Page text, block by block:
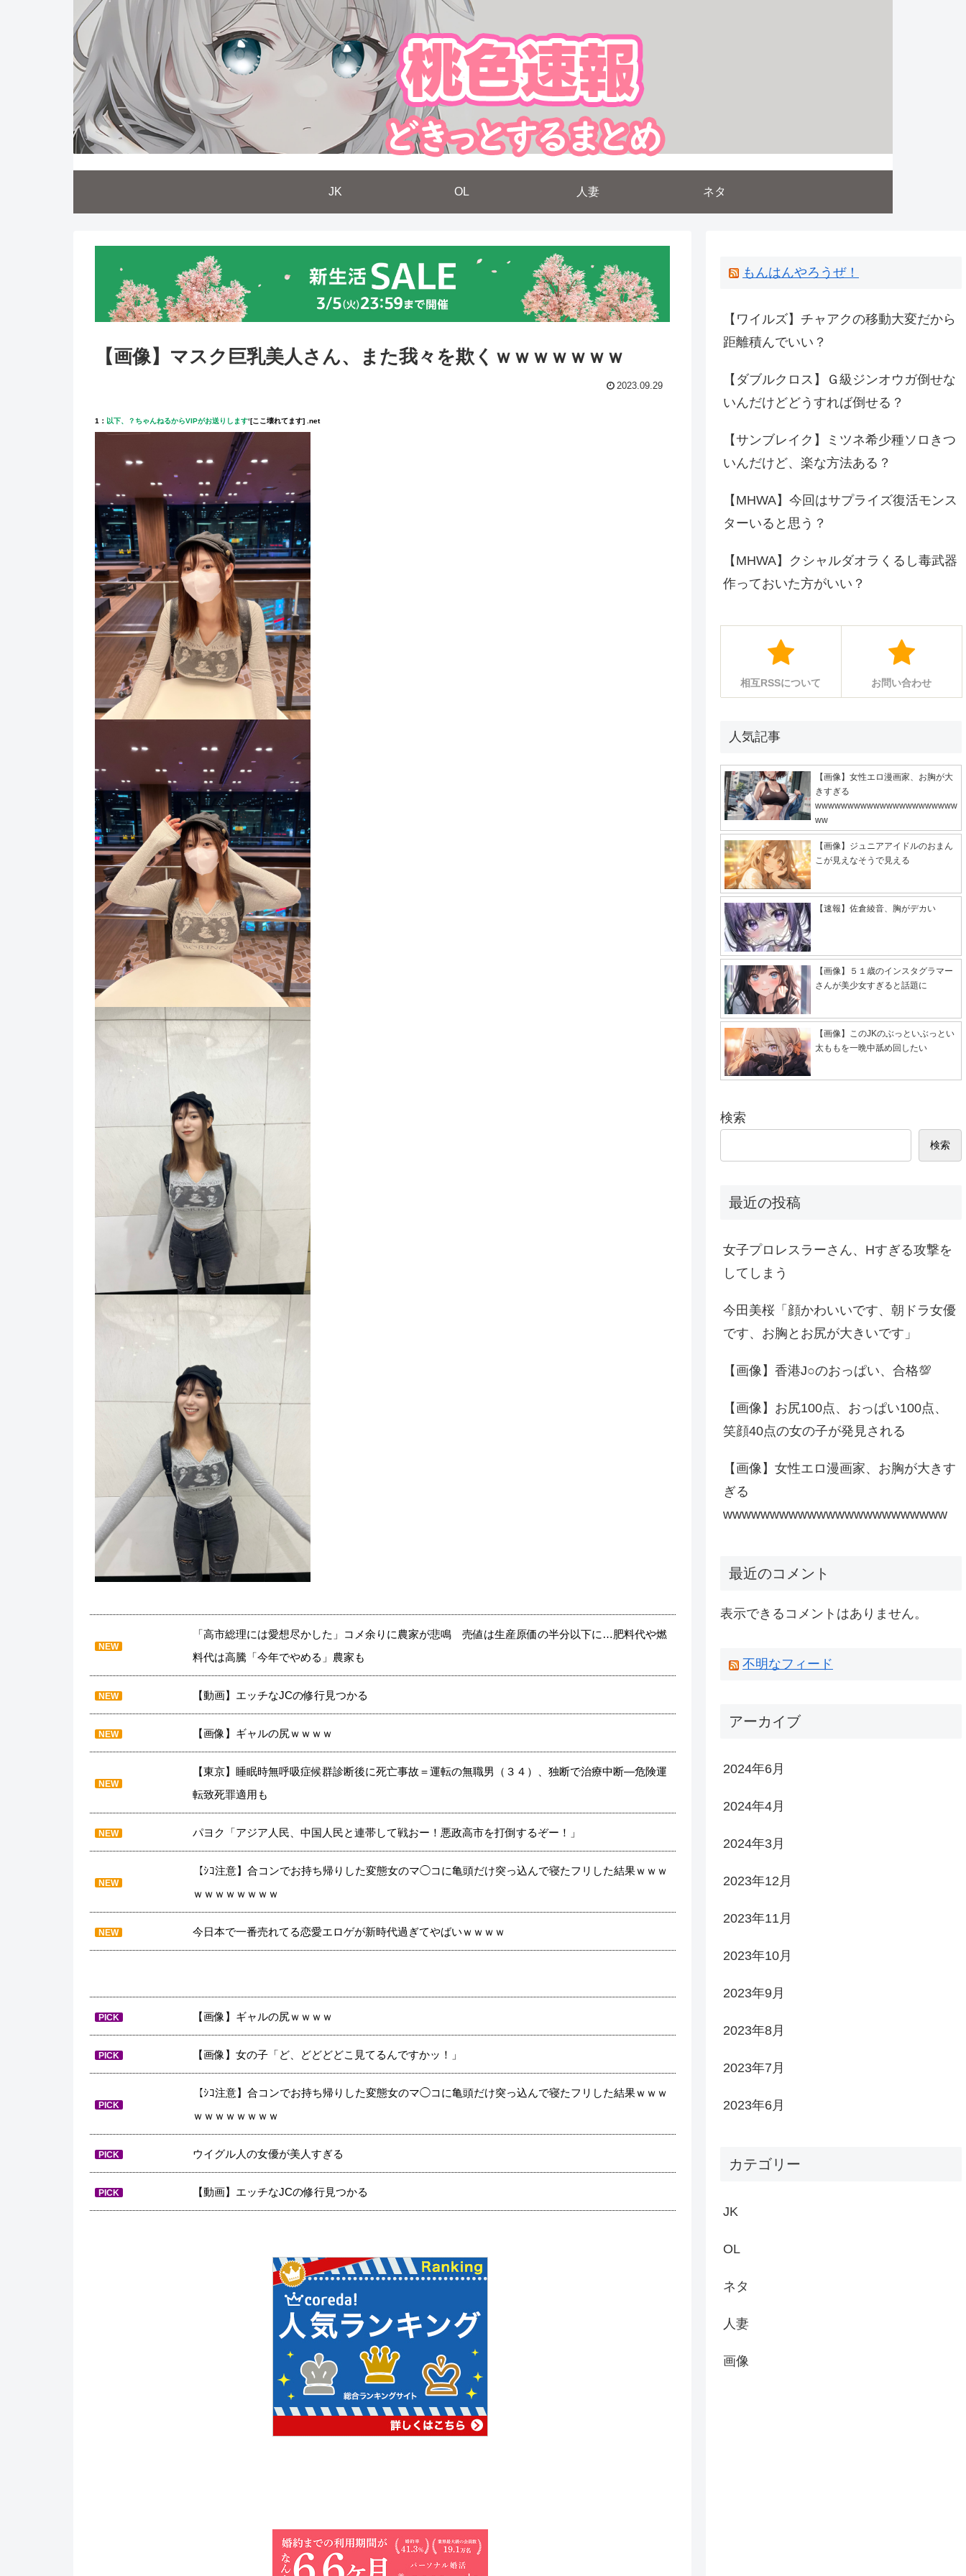
JK OL 人妻 ネタ
【画像】マスク巨乳美人さん、また我々を欺くｗｗｗｗｗｗｗ
2023.09.29
1： 以下、？ちゃんねるからVIPがお送りします‘[ここ壊れてます] .net
NEW
「高市総理には愛想尽かした」コメ余りに農家が悲鳴 売値は生産原価の半分以下に…肥料代や燃
料代は高騰「今年でやめる」農家も
NEW 【動画】エッチなJCの修行見つかる
NEW 【画像】ギャルの尻ｗｗｗｗ
NEW
【東京】睡眠時無呼吸症候群診断後に死亡事故＝運転の無職男（３４）、独断で治療中断―危険運
転致死罪適用も
NEW パヨク「アジア人民、中国人民と連帯して戦おー！悪政高市を打倒するぞー！」
NEW
【ｼｺ注意】合コンでお持ち帰りした変態女のマ◯コに亀頭だけ突っ込んで寝たフリした結果ｗｗｗ
ｗｗｗｗｗｗｗｗ
NEW 今日本で一番売れてる恋愛エロゲが新時代過ぎてやばいｗｗｗｗ
PICK 【画像】ギャルの尻ｗｗｗｗ
PICK 【画像】女の子「ど、どどどどこ見てるんですかッ！」
PICK
【ｼｺ注意】合コンでお持ち帰りした変態女のマ◯コに亀頭だけ突っ込んで寝たフリした結果ｗｗｗ
ｗｗｗｗｗｗｗｗ
PICK ウイグル人の女優が美人すぎる
PICK 【動画】エッチなJCの修行見つかる
もんはんやろうぜ！
【ワイルズ】チャアクの移動大変だから
距離積んでいい？
【ダブルクロス】Ｇ級ジンオウガ倒せな
いんだけどどうすれば倒せる？
【サンブレイク】ミツネ希少種ソロきつ
いんだけど、楽な方法ある？
【MHWA】今回はサプライズ復活モンス
ターいると思う？
【MHWA】クシャルダオラくるし毒武器
作っておいた方がいい？
相互RSSについて お問い合わせ
人気記事
【画像】女性エロ漫画家、お胸が大
きすぎる
wwwwwwwwwwwwwwwwwwwwww
ww
【画像】ジュニアアイドルのおまん
こが見えなそうで見える
【速報】佐倉綾音、胸がデカい
【画像】５１歳のインスタグラマー
さんが美少女すぎると話題に
【画像】このJKのぶっといぶっとい
太ももを一晩中舐め回したい
検索
検索
最近の投稿
女子プロレスラーさん、Hすぎる攻撃を
してしまう
今田美桜「顔かわいいです、朝ドラ女優
です、お胸とお尻が大きいです」
【画像】香港J○のおっぱい、合格💯
【画像】お尻100点、おっぱい100点、
笑顔40点の女の子が発見される
【画像】女性エロ漫画家、お胸が大きす
ぎる
wwwwwwwwwwwwwwwwwwwwwwww
最近のコメント
表示できるコメントはありません。
不明なフィード
アーカイブ
2024年6月
2024年4月
2024年3月
2023年12月
2023年11月
2023年10月
2023年9月
2023年8月
2023年7月
2023年6月
カテゴリー
JK
OL
ネタ
人妻
画像